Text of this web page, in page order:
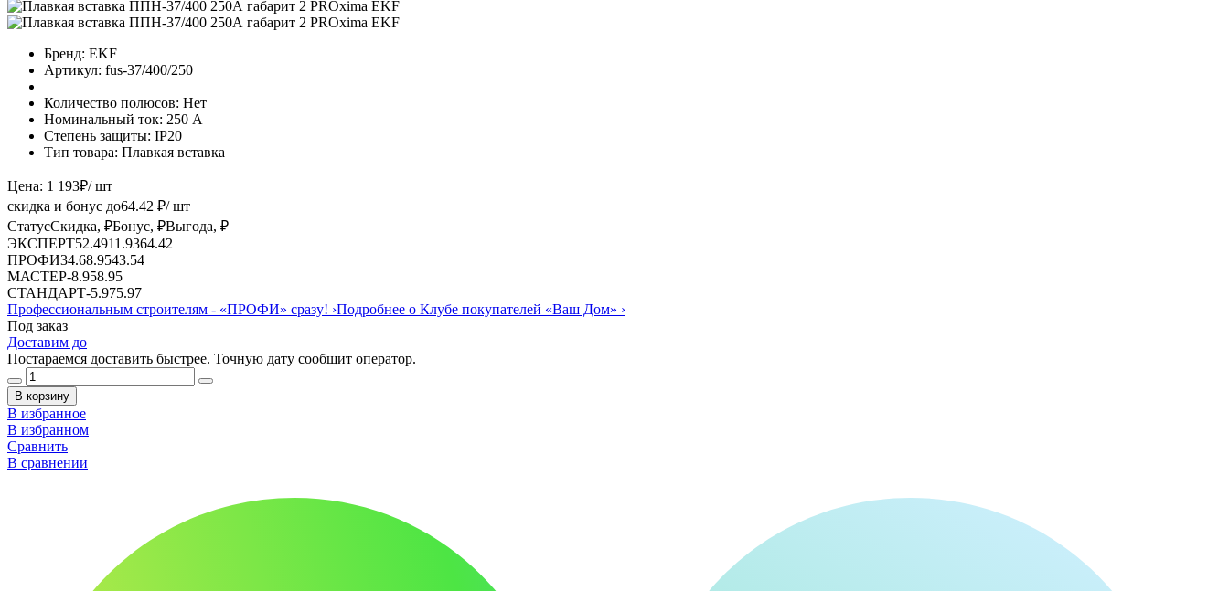
Бренд: EKF
Артикул: fus-37/400/250
Количество полюсов: Нет
Номинальный ток: 250 А
Степень защиты: IP20
Тип товара: Плавкая вставка
Цена: 1 193₽/ шт
скидка и бонус до64.42 ₽/ шт
СтатусСкидка, ₽Бонус, ₽Выгода, ₽
ЭКСПЕРТ52.4911.9364.42
ПРОФИ34.68.9543.54
МАСТЕР-8.958.95
СТАНДАРТ-5.975.97
Профессиональным строителям - «ПРОФИ» сразу! ›Подробнее о Клубе покупателей «Ваш Дом» ›
Под заказ
Доставим до
Постараемся доставить быстрее. Точную дату сообщит оператор.
В корзину
В избранное
В избранном
Сравнить
В сравнении